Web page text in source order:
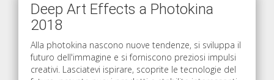
Deep Art Effects a Photokina
2018
Alla photokina nascono nuove tendenze, si sviluppa il
futuro dell'immagine e si forniscono preziosi impulsi
creativi. Lasciatevi ispirare, scoprite le tecnologie del